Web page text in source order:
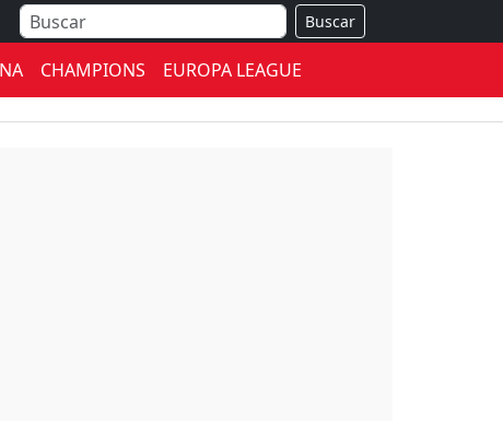
Buscar
CHAMPIONS EUROPA LEAGUE